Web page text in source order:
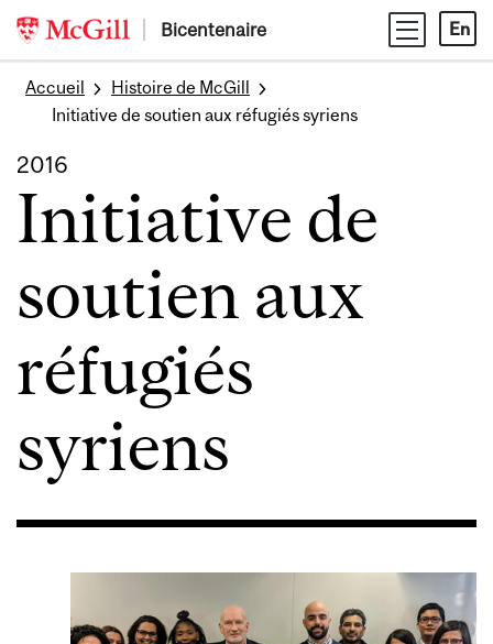
Skip
content
Bicentenaire En
Accueil
Histoire de McGill
Initiative de soutien aux réfugiés syriens
2016
Initiative de
soutien aux
réfugiés
syriens